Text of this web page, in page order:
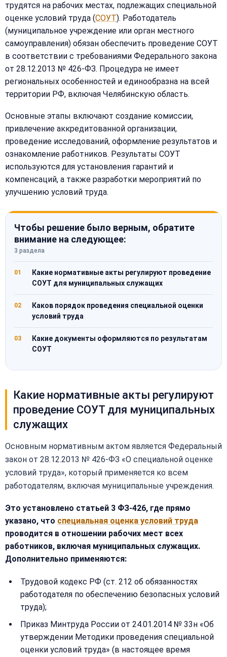
трудятся на рабочих местах, подлежащих специальной
оценке условий труда (СОУТ). Работодатель
(муниципальное учреждение или орган местного
самоуправления) обязан обеспечить проведение СОУТ
в соответствии с требованиями Федерального закона
от 28.12.2013 № 426-ФЗ. Процедура не имеет
региональных особенностей и единообразна на всей
территории РФ, включая Челябинскую область.
Основные этапы включают создание комиссии,
привлечение аккредитованной организации,
проведение исследований, оформление результатов и
ознакомление работников. Результаты СОУТ
используются для установления гарантий и
компенсаций, а также разработки мероприятий по
улучшению условий труда.
Чтобы решение было верным, обратите
внимание на следующее:
3 раздела
01
Какие нормативные акты регулируют проведение
СОУТ для муниципальных служащих
02
Каков порядок проведения специальной оценки
условий труда
03
Какие документы оформляются по результатам
СОУТ
Какие нормативные акты регулируют
проведение СОУТ для муниципальных
служащих
Основным нормативным актом является Федеральный
закон от 28.12.2013 № 426-ФЗ «О специальной оценке
условий труда», который применяется ко всем
работодателям, включая муниципальные учреждения.
Это установлено статьей 3 ФЗ-426, где прямо
указано, что специальная оценка условий труда
проводится в отношении рабочих мест всех
работников, включая муниципальных служащих.
Дополнительно применяются:
Трудовой кодекс РФ (ст. 212 об обязанностях
работодателя по обеспечению безопасных условий
труда);
Приказ Минтруда России от 24.01.2014 № 33н «Об
утверждении Методики проведения специальной
оценки условий труда» (в настоящее время